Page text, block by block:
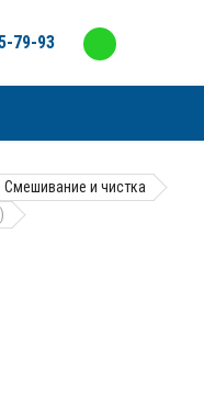
79-93
Смешивание и чистка